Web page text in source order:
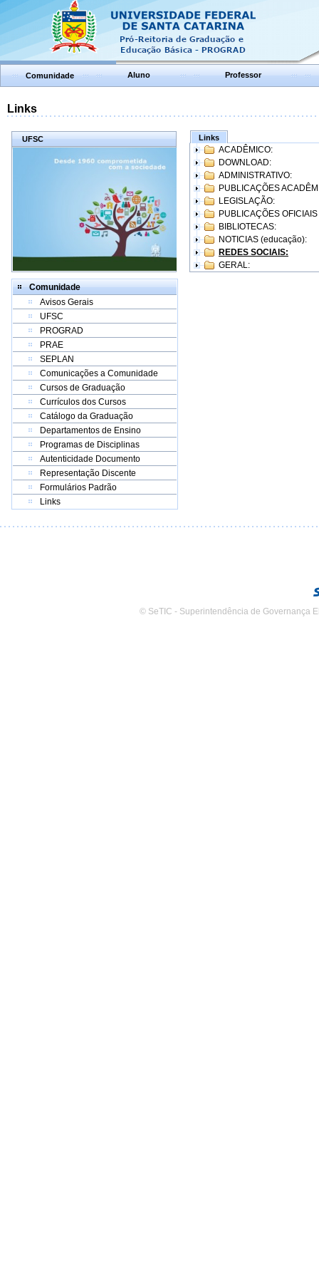
Comunidade Aluno Professor
Links
UFSC
Comunidade
Avisos Gerais
UFSC
PROGRAD
PRAE
SEPLAN
Comunicações a Comunidade
Cursos de Graduação
Currículos dos Cursos
Catálogo da Graduação
Departamentos de Ensino
Programas de Disciplinas
Autenticidade Documento
Representação Discente
Formulários Padrão
Links
Links
ACADÊMICO:
DOWNLOAD:
ADMINISTRATIVO:
PUBLICAÇÕES
LEGISLAÇÃO:
PUBLICAÇÕES
BIBLIOTECAS:
NOTICIAS (educação):
REDES SOCIAIS:
GERAL:
© SeTIC - Superintendência de Governança